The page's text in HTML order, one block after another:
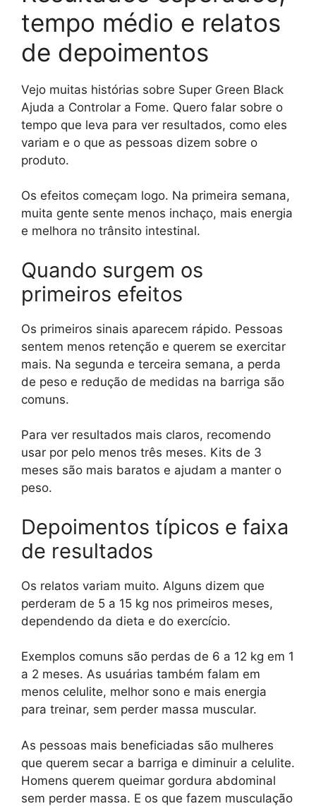
tempo médio e relatos
de depoimentos
Vejo muitas histórias sobre Super Green Black
Ajuda a Controlar a Fome. Quero falar sobre o
tempo que leva para ver resultados, como eles
variam e o que as pessoas dizem sobre o
produto.
Os efeitos começam logo. Na primeira semana,
muita gente sente menos inchaço, mais energia
e melhora no trânsito intestinal.
Quando surgem os
primeiros efeitos
Os primeiros sinais aparecem rápido. Pessoas
sentem menos retenção e querem se exercitar
mais. Na segunda e terceira semana, a perda
de peso e redução de medidas na barriga são
comuns.
Para ver resultados mais claros, recomendo
usar por pelo menos três meses. Kits de 3
meses são mais baratos e ajudam a manter o
peso.
Depoimentos típicos e faixa
de resultados
Os relatos variam muito. Alguns dizem que
perderam de 5 a 15 kg nos primeiros meses,
dependendo da dieta e do exercício.
Exemplos comuns são perdas de 6 a 12 kg em 1
a 2 meses. As usuárias também falam em
menos celulite, melhor sono e mais energia
para treinar, sem perder massa muscular.
As pessoas mais beneficiadas são mulheres
que querem secar a barriga e diminuir a celulite.
Homens querem queimar gordura abdominal
sem perder massa. E os que fazem musculação